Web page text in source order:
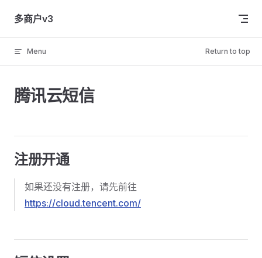
Skip to content
多商户v3
Menu Return to top
腾讯云短信
注册开通
如果还没有注册，请先前往
https://cloud.tencent.com/